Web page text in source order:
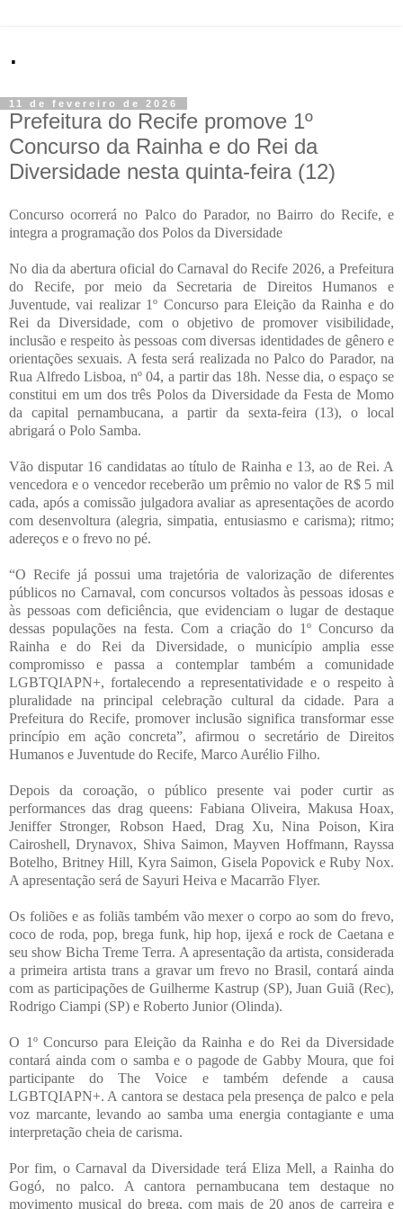
.
11 de fevereiro de 2026
Prefeitura do Recife promove 1º
Concurso da Rainha e do Rei da
Diversidade nesta quinta-feira (12)
Concurso ocorrerá no Palco do Parador, no Bairro do Recife, e
integra a programação dos Polos da Diversidade
No dia da abertura oficial do Carnaval do Recife 2026, a Prefeitura
do Recife, por meio da Secretaria de Direitos Humanos e
Juventude, vai realizar 1º Concurso para Eleição da Rainha e do
Rei da Diversidade, com o objetivo de promover visibilidade,
inclusão e respeito às pessoas com diversas identidades de gênero e
orientações sexuais. A festa será realizada no Palco do Parador, na
Rua Alfredo Lisboa, nº 04, a partir das 18h. Nesse dia, o espaço se
constitui em um dos três Polos da Diversidade da Festa de Momo
da capital pernambucana, a partir da sexta-feira (13), o local
abrigará o Polo Samba.
Vão disputar 16 candidatas ao título de Rainha e 13, ao de Rei. A
vencedora e o vencedor receberão um prêmio no valor de R$ 5 mil
cada, após a comissão julgadora avaliar as apresentações de acordo
com desenvoltura (alegria, simpatia, entusiasmo e carisma); ritmo;
adereços e o frevo no pé.
“O Recife já possui uma trajetória de valorização de diferentes
públicos no Carnaval, com concursos voltados às pessoas idosas e
às pessoas com deficiência, que evidenciam o lugar de destaque
dessas populações na festa. Com a criação do 1º Concurso da
Rainha e do Rei da Diversidade, o município amplia esse
compromisso e passa a contemplar também a comunidade
LGBTQIAPN+, fortalecendo a representatividade e o respeito à
pluralidade na principal celebração cultural da cidade. Para a
Prefeitura do Recife, promover inclusão significa transformar esse
princípio em ação concreta”, afirmou o secretário de Direitos
Humanos e Juventude do Recife, Marco Aurélio Filho.
Depois da coroação, o público presente vai poder curtir as
performances das drag queens: Fabiana Oliveira, Makusa Hoax,
Jeniffer Stronger, Robson Haed, Drag Xu, Nina Poison, Kira
Cairoshell, Drynavox, Shiva Saimon, Mayven Hoffmann, Rayssa
Botelho, Britney Hill, Kyra Saimon, Gisela Popovick e Ruby Nox.
A apresentação será de Sayuri Heiva e Macarrão Flyer.
Os foliões e as foliãs também vão mexer o corpo ao som do frevo,
coco de roda, pop, brega funk, hip hop, ijexá e rock de Caetana e
seu show Bicha Treme Terra. A apresentação da artista, considerada
a primeira artista trans a gravar um frevo no Brasil, contará ainda
com as participações de Guilherme Kastrup (SP), Juan Guiã (Rec),
Rodrigo Ciampi (SP) e Roberto Junior (Olinda).
O 1º Concurso para Eleição da Rainha e do Rei da Diversidade
contará ainda com o samba e o pagode de Gabby Moura, que foi
participante do The Voice e também defende a causa
LGBTQIAPN+. A cantora se destaca pela presença de palco e pela
voz marcante, levando ao samba uma energia contagiante e uma
interpretação cheia de carisma.
Por fim, o Carnaval da Diversidade terá Eliza Mell, a Rainha do
Gogó, no palco. A cantora pernambucana tem destaque no
movimento musical do brega, com mais de 20 anos de carreira e